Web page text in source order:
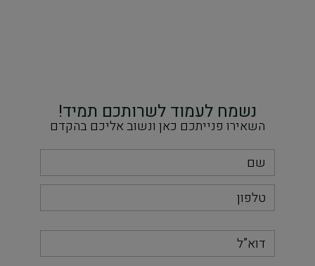
נשמח לעמוד לשרותכם תמיד!
השאירו פנייתכם כאן ונשוב אליכם בהקדם